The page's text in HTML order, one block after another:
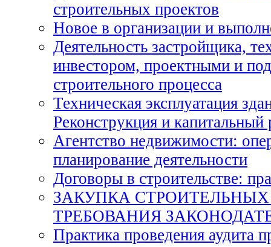
строительных проектов
Новое в организации и
Деятельность застройщика,
инвестором, проектными и
строительного процесса
Техническая эксплуатация
Реконструкция и капитальный
Агентство недвижимости:
планирование деятельности
Договоры в строительстве:
ЗАКУПКА СТРОИТЕЛЬНЫХ
ТРЕБОВАНИЯ
Практика проведения аудита